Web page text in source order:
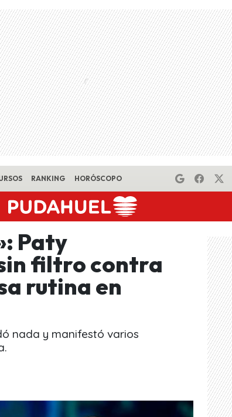
RANKING HORÓSCOPO
Paty
filtro contra
rutina en
nada y manifestó varios